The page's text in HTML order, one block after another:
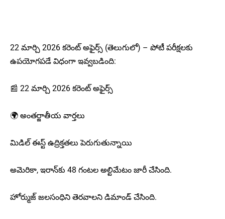
22 మార్చి 2026 కరెంట్ అఫైర్స్ (తెలుగులో) – పోటీ పరీక్షలకు
ఉపయోగపడే విధంగా ఇవ్వబడింది:
📰 22 మార్చి 2026 కరెంట్ అఫైర్స్
🌍 అంతర్జాతీయ వార్తలు
మిడిల్ ఈస్ట్ ఉద్రిక్తతలు పెరుగుతున్నాయి
అమెరికా, ఇరాన్‌కు 48 గంటల అల్టిమేటం జారీ చేసింది.
హోర్ముజ్ జలసంధిని తెరవాలని డిమాండ్ చేసింది.